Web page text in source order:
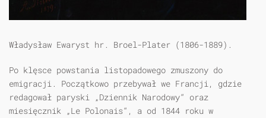
Władysław Ewaryst hr. Broel-Plater (1806-1889).
Po klęsce powstania listopadowego zmuszony do
emigracji. Początkowo przebywał we Francji, gdzie
redagował paryski „Dziennik Narodowy“ oraz
miesięcznik „Le Polonais“, a od 1844 roku w